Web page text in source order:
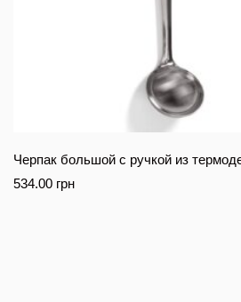
Черпак большой с ручкой из
534.00 грн